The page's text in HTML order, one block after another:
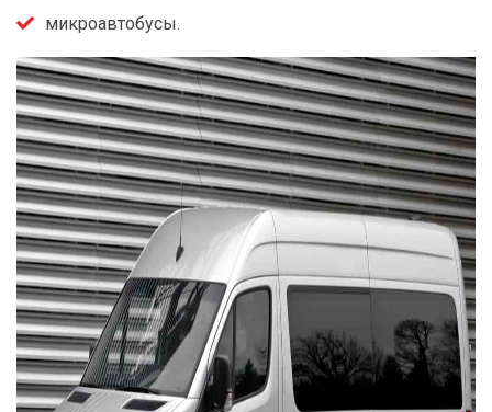
микроавтобусы.